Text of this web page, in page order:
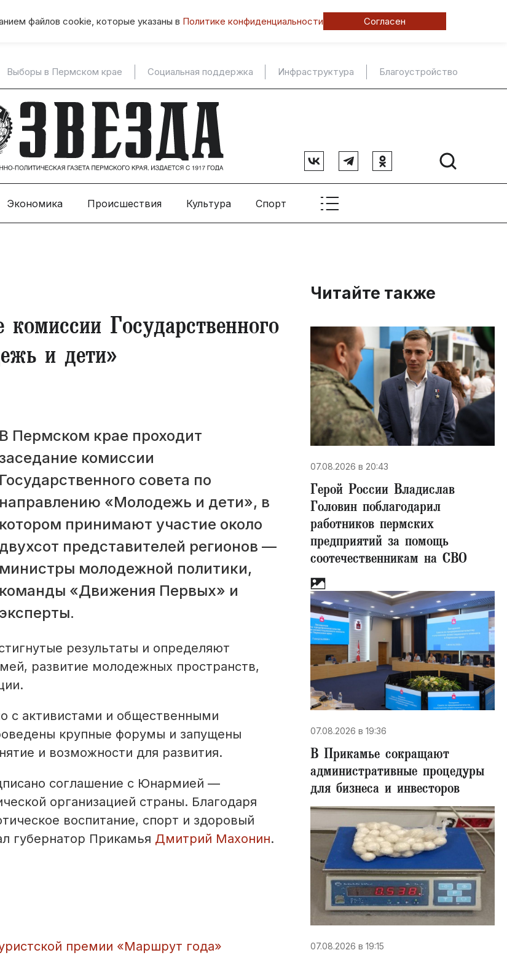
файлов cookie, которые указаны в Политике конфиденциальности Согласен
Выборы в Пермском крае Социальная поддержка Инфраструктура Благоустройство
Экономика Происшествия Культура Спорт
Государственного
и дети»
В Пермском крае проходит
заседание комиссии
Государственного совета по
направлению «Молодежь и дети», в
котором принимают участие около
двухсот представителей регионов —
министры молодежной политики,
команды «Движения Первых» и
эксперты.
результаты и определяют
развитие молодежных пространств,
с активистами и общественными
крупные форумы и запущены
и возможности для развития.
соглашение с Юнармией —
организацией страны. Благодаря
воспитание, спорт и здоровый
губернатор Прикамья Дмитрий Махонин.
премии «Маршрут года»
Читайте также
07.08.2026 в 20:43
Герой России Владислав
Головин поблагодарил
работников пермских
предприятий за помощь
соотечественникам на СВО
07.08.2026 в 19:36
В Прикамье сокращают
административные процедуры
для бизнеса и инвесторов
07.08.2026 в 19:15